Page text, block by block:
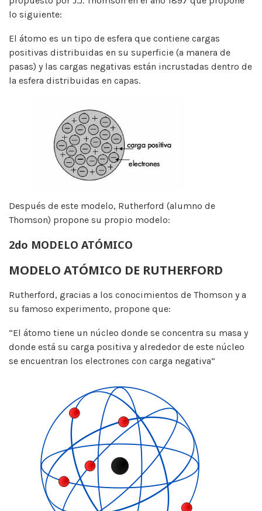
lo siguiente:
El átomo es un tipo de esfera que contiene cargas
positivas distribuidas en su superficie (a manera de
pasas) y las cargas negativas están incrustadas dentro de
la esfera distribuidas en capas.
Después de este modelo, Rutherford (alumno de
Thomson) propone su propio modelo:
2do MODELO ATÓMICO
MODELO ATÓMICO DE RUTHERFORD
Rutherford, gracias a los conocimientos de Thomson y a
su famoso experimento, propone que:
“El átomo tiene un núcleo donde se concentra su masa y
donde está su carga positiva y alrededor de este núcleo
se encuentran los electrones con carga negativa”